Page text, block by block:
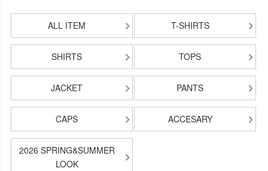
ALL ITEM T-SHIRTS
SHIRTS TOPS
JACKET PANTS
CAPS ACCESARY
2026 SPRING&SUMMER
LOOK